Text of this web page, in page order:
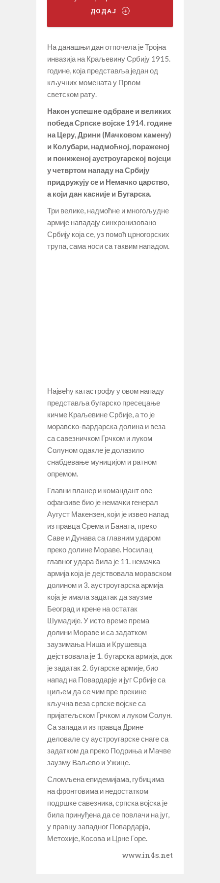
ДОДАЈ
На данашњи дан отпочела је Тројна
инвазија на Краљевину Србију 1915.
године, која представља један од
кључних момената у Првом
светском рату.
Након успешне одбране и великих
победа Српске војске 1914. године
на Церу, Дрини (Мачковом камену)
и Колубари, надмоћној, пораженој
и пониженој аустроугарској војсци
у четвртом нападу на Србију
придружују се и Немачко царство,
а који дан касније и Бугарска.
Три велике, надмоћне и многољудне
армије нападају синхронизовано
Србију која се, уз помоћ црногорских
трупа, сама носи са таквим нападом.
Највећу катастрофу у овом нападу
представља бугарско пресецање
кичме Краљевине Србије, а то је
моравско-вардарска долина и веза
са савезничком Грчком и луком
Солуном одакле је долазило
снабдевање муницијом и ратном
опремом.
Главни планер и командант ове
офанзиве био је немачки генерал
Аугуст Макензен, који је извео напад
из правца Срема и Баната, преко
Саве и Дунава са главним ударом
преко долине Мораве. Носилац
главног удара била је 11. немачка
армија која је дејствовала моравском
долином и 3. аустроугарска армија
која је имала задатак да заузме
Београд и крене на остатак
Шумадије. У исто време према
долини Мораве и са задатком
заузимања Ниша и Крушевца
дејствовала је 1. бугарска армија, док
је задатак 2. бугарске армије, био
напад на Повардарје и југ Србије са
циљем да се чим пре прекине
кључна веза српске војске са
пријатељском Грчком и луком Солун.
Са запада и из правца Дрине
деловале су аустроугарске снаге са
задатком да преко Подриња и Мачве
заузму Ваљево и Ужице.
Сломљена епидемијама, губицима
на фронтовима и недостатком
подршке савезника, српска војска је
била принуђена да се повлачи на југ,
у правцу западног Повардарја,
Метохије, Косова и Црне Горе.
www.in4s.net